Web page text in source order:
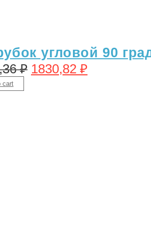
угловой 90
₽ 1830,82 ₽
cart